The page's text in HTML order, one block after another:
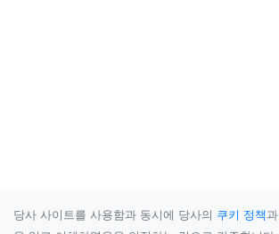
당사 사이트를 사용함과 동시에 당사의 쿠키 정책과